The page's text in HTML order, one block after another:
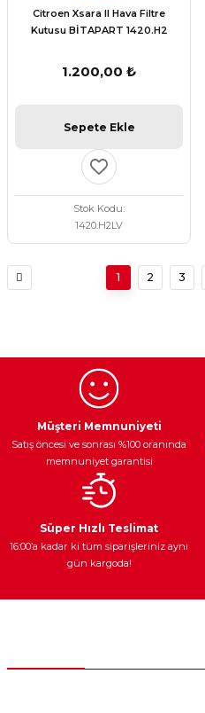
Citroen Xsara II Hava Filtre
Kutusu BİTAPART 1420.H2
1.200,00 ₺
Sepete Ekle
Stok Kodu
1420.H2LV
1 2 3
Egzoz Sistemi
Ateşleme Sistemi
Müşteri Memnuniyeti
Satış öncesi ve sonrası %100 oranında
memnuniyet garantisi
Süper Hızlı Teslimat
16:00’a kadar ki tüm siparişleriniz aynı
gün kargoda!